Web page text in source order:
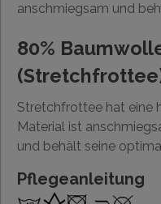
anschmiegsam und
80%
Stretchfrottee hat eine
Material ist
und behält seine
Pflegeanleitung